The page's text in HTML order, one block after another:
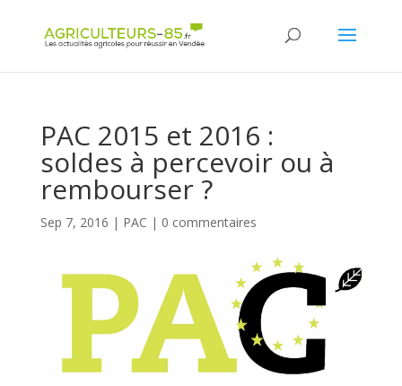
PAC 2015 et 2016 :
soldes à percevoir ou à
rembourser ?
Sep 7, 2016 | PAC | 0 commentaires